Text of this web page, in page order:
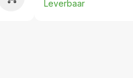
Leverbaar